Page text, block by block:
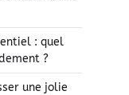
: quel
?
une jolie